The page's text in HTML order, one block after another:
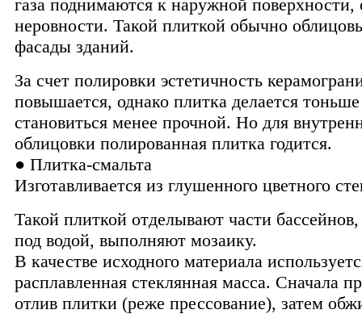
газа поднимаются к наружной поверхности,
неровности. Такой плиткой обычно
фасады зданий.
За счет полировки эстетичность
повышается, однако плитка делается
становиться менее прочной. Но для
облицовки полированная плитка годится.
● Плитка-смальта
Изготавливается из глушенного цветного
Такой плиткой отделывают части
под водой, выполняют мозаику.
В качестве исходного материала
расплавленная стеклянная масса. Сначала
отлив плитки (реже прессование), затем